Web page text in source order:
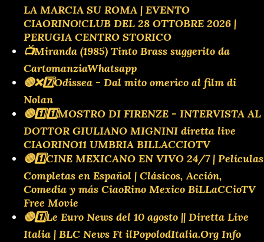
LA MARCIA SU ROMA | EVENTO
CIAORINO!CLUB DEL 28 OTTOBRE 2026 |
PERUGIA CENTRO STORICO
📺Miranda (1985) Tinto Brass suggerito da
CartomanziaWhatsapp
🔴❌️7️⃣Odissea - Dal mito omerico al film di
Nolan
🔴1️⃣1️⃣MOSTRO DI FIRENZE - INTERVISTA AL
DOTTOR GIULIANO MIGNINI diretta live
CIAORINO11 UMBRIA BILLACCIOTV
🔴1️⃣CINE MEXICANO EN VIVO 24/7 | Películas
Completas en Español | Clásicos, Acción,
Comedia y más CiaoRino Mexico BiLLaCCioTV
Free Movie
🔴1️⃣Le Euro News del 10 agosto || Diretta Live
Italia | BLC News Ft ilPopolodItalia.Org Info